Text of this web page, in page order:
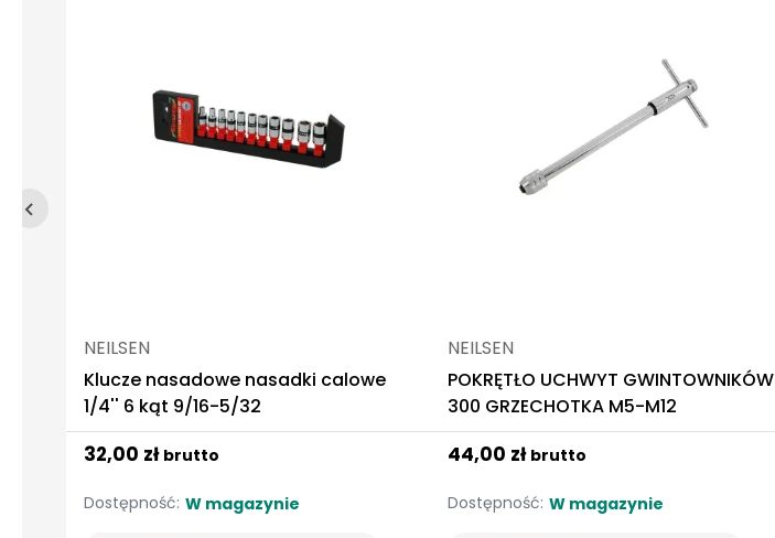
NEILSEN
Klucze nasadowe nasadki calowe
1/4'' 6 kąt 9/16-5/32
32,00 zł brutto
Dostępność: W magazynie
NEILSEN
POKRĘTŁO UCHWYT GWINTOWNIKÓW
300 GRZECHOTKA M5-M12
44,00 zł brutto
Dostępność: W magazynie